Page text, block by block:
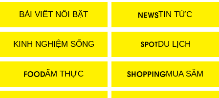
BÀI VIẾT NỔI BẬT TIN TỨC
KINH NGHIỆM SỐNG DU LỊCH
ẨM THỰC MUA SẮM